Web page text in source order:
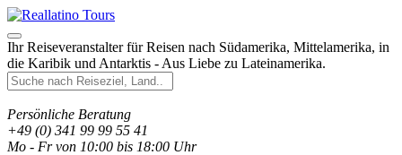
Ihr Reiseveranstalter für Reisen nach Südamerika, Mittelamerika, in
die Karibik und Antarktis - Aus Liebe zu Lateinamerika.
Persönliche Beratung
+49 (0) 341 99 99 55 41
Mo - Fr von 10:00 bis 18:00 Uhr